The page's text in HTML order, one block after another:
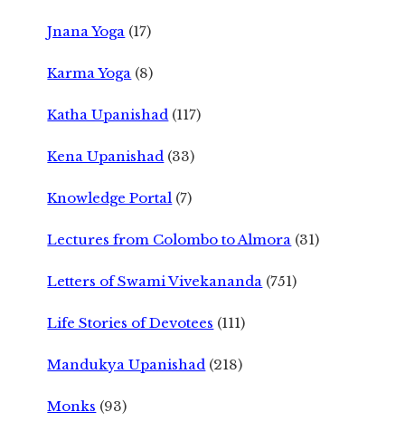
Jnana Yoga (17)
Karma Yoga (8)
Katha Upanishad (117)
Kena Upanishad (33)
Knowledge Portal (7)
Lectures from Colombo to Almora (31)
Letters of Swami Vivekananda (751)
Life Stories of Devotees (111)
Mandukya Upanishad (218)
Monks (93)